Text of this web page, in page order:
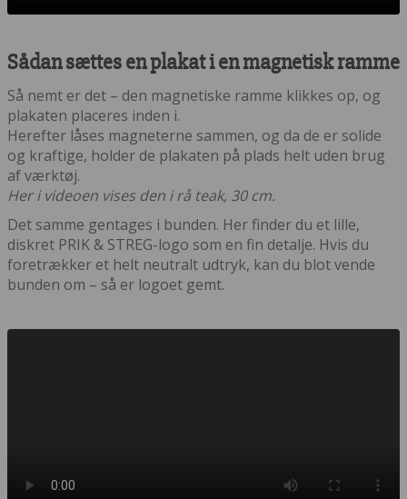
Sådan sættes en plakat i en magnetisk ramme
Så nemt er det – den magnetiske ramme klikkes op, og
plakaten placeres inden i.
Herefter låses magneterne sammen, og da de er solide
og kraftige, holder de plakaten på plads helt uden brug
af værktøj.
Her i videoen vises den i rå teak, 30 cm.
Det samme gentages i bunden. Her finder du et lille,
diskret PRIK & STREG-logo som en fin detalje. Hvis du
foretrækker et helt neutralt udtryk, kan du blot vende
bunden om – så er logoet gemt.